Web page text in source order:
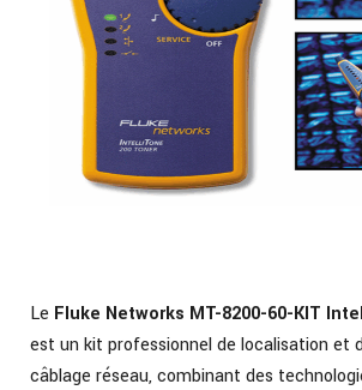
Le Fluke Networks MT-8200-60-KIT
est un kit professionnel de localisation et
câblage réseau, combinant des